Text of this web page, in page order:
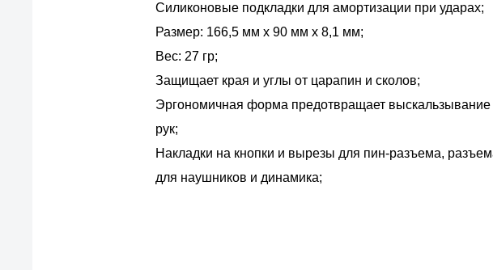
Силиконовые подкладки для амортизации при ударах;
Размер: 166,5 мм х 90 мм х 8,1 мм;
Вес: 27 гр;
Защищает края и углы от царапин и сколов;
Эргономичная форма предотвращает выскальзывание
рук;
Накладки на кнопки и вырезы для пин-разъема,
для наушников и динамика;